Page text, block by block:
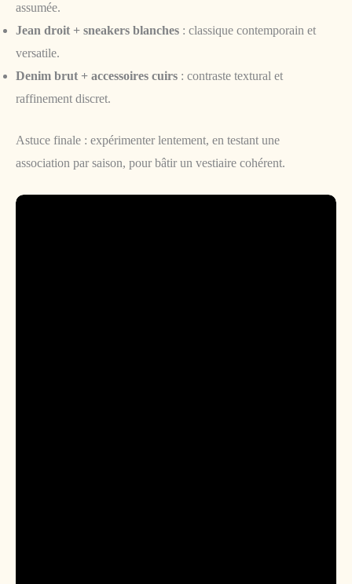
assumée.
Jean droit + sneakers blanches : classique contemporain et
versatile.
Denim brut + accessoires cuirs : contraste textural et
raffinement discret.
Astuce finale : expérimenter lentement, en testant une
association par saison, pour bâtir un vestiaire cohérent.